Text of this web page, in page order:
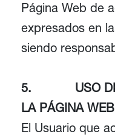
Página Web de
expresados en
siendo
5.
USO
LA PÁGINA WEB
El Usuario que